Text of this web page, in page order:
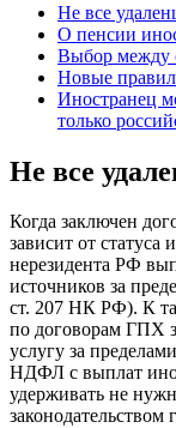
Не все
О пенсии
Выбор между
Новые
Иностранец
только
Не все
Когда заключен
зависит от
нерезидента РФ
источников за
ст. 207 НК РФ). К
по договорам ГПХ
услугу за
НДФЛ с выплат
удерживать не
законодательством